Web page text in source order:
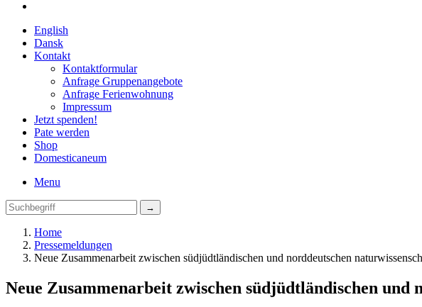
English
Dansk
Kontakt
Kontaktformular
Anfrage Gruppenangebote
Anfrage Ferienwohnung
Impressum
Jetzt spenden!
Pate werden
Shop
Domesticaneum
Menu
Home
Pressemeldungen
Neue Zusammenarbeit zwischen südjüdtländischen und norddeutschen
Neue Zusammenarbeit zwischen südjüdtländischen